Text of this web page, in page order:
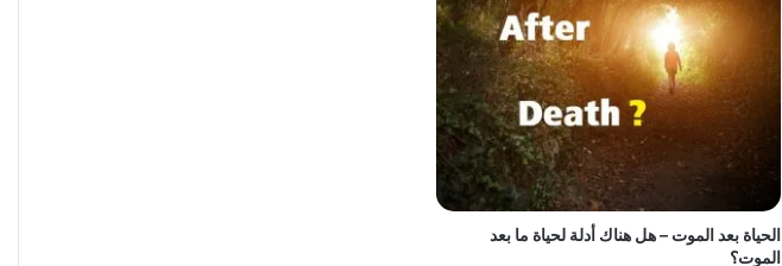
الحياة بعد الموت – هل هناك أدلة لحياة ما بعد
الموت؟